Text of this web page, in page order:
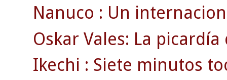
Nanuco : Un
Oskar Vales: La picardía
Ikechi : Siete minutos